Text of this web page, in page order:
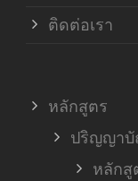
ติดต่อเรา
หลักสูตร
ปริญญา
หลัก